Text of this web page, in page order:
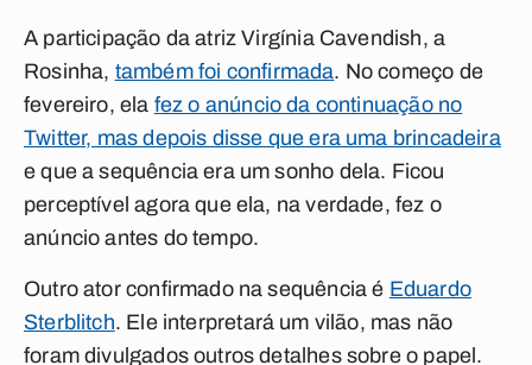
A participação da atriz Virgínia Cavendish, a
Rosinha, também foi confirmada. No começo de
fevereiro, ela fez o anúncio da continuação no
Twitter, mas depois disse que era uma brincadeira
e que a sequência era um sonho dela. Ficou
perceptível agora que ela, na verdade, fez o
anúncio antes do tempo.
Outro ator confirmado na sequência é Eduardo
Sterblitch. Ele interpretará um vilão, mas não
foram divulgados outros detalhes sobre o papel.